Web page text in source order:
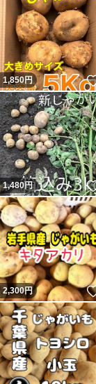
1,850円
1,480円
2,300円